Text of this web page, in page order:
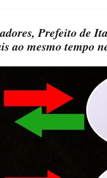
Prefeito de
ao mesmo tempo